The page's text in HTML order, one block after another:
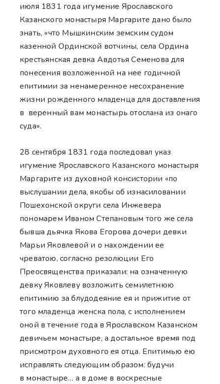
июля 1831 года игумение Ярославского
Казанского монастыря Маргарите дано было
знать, «что Мышкинским земским судом
казенной Ординской вотчины, села Ордина
крестьянская девка Авдотья Семенова для
понесения возложенной на нее годичной
епитимии за ненамеренное несохранение
жизни рожденного младенца для доставления
в веренный вам монастырь отослана из онаго
суда».
28 сентября 1831 года последовал указ
игумение Ярославского Казанского монастыря
Маргарите из духовной консистории «по
выслушании дела, якобы об изнасиловании
Пошехонской округи села Инжевера
пономарем Иваном Степановым того же села
бывша дьячка Якова Егорова дочери девки
Марьи Яковлевой и о нахождении ее
чреватою, согласно резолюции Его
Преосвященства приказали: на означенную
девку Яковлеву возложить семилетнюю
епитимию за блудодеяние ея и прижитие от
того младенца женска пола, с исполнением
оной в течение года в Ярославском Казанском
девичьем монастыре, а достальное время под
присмотром духовного ея отца. Епитимью ею
исправлять следующим образом: будучи
в монастыре… а в доме в воскресные